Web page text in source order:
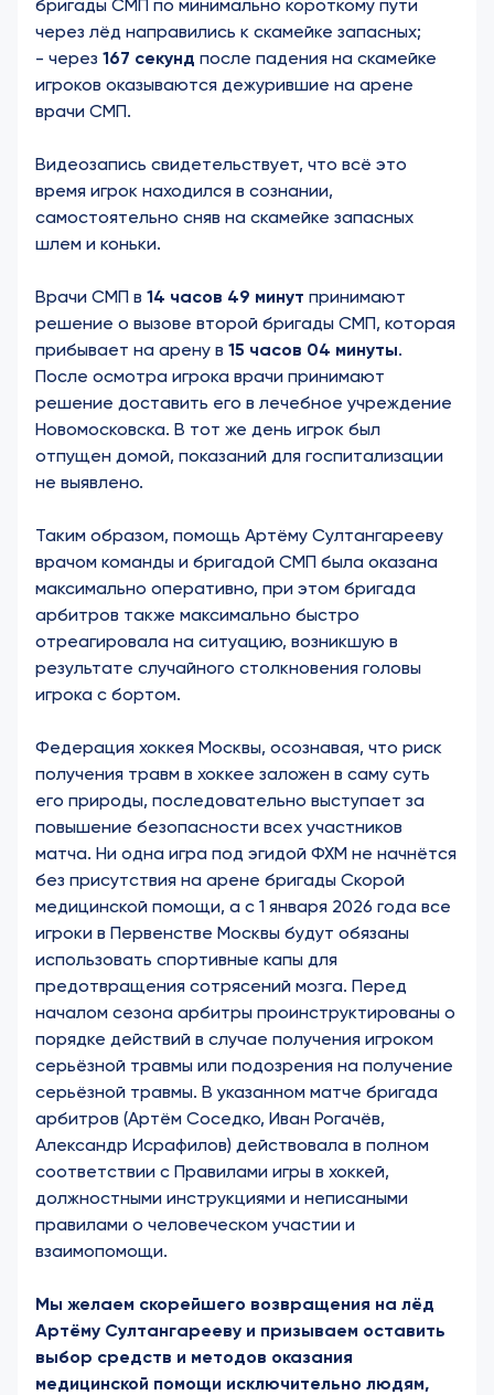
бригады СМП по минимально короткому пути
через лёд направились к скамейке запасных;
- через 167 секунд после падения на скамейке
игроков оказываются дежурившие на арене
врачи СМП.
Видеозапись свидетельствует, что всё это
время игрок находился в сознании,
самостоятельно сняв на скамейке запасных
шлем и коньки.
Врачи СМП в 14 часов 49 минут принимают
решение о вызове второй бригады СМП, которая
прибывает на арену в 15 часов 04 минуты.
После осмотра игрока врачи принимают
решение доставить его в лечебное учреждение
Новомосковска. В тот же день игрок был
отпущен домой, показаний для госпитализации
не выявлено.
Таким образом, помощь Артёму Султангарееву
врачом команды и бригадой СМП была оказана
максимально оперативно, при этом бригада
арбитров также максимально быстро
отреагировала на ситуацию, возникшую в
результате случайного столкновения головы
игрока с бортом.
Федерация хоккея Москвы, осознавая, что риск
получения травм в хоккее заложен в саму суть
его природы, последовательно выступает за
повышение безопасности всех участников
матча. Ни одна игра под эгидой ФХМ не начнётся
без присутствия на арене бригады Скорой
медицинской помощи, а с 1 января 2026 года все
игроки в Первенстве Москвы будут обязаны
использовать спортивные капы для
предотвращения сотрясений мозга. Перед
началом сезона арбитры проинструктированы о
порядке действий в случае получения игроком
серьёзной травмы или подозрения на получение
серьёзной травмы. В указанном матче бригада
арбитров (Артём Соседко, Иван Рогачёв,
Александр Исрафилов) действовала в полном
соответствии с Правилами игры в хоккей,
должностными инструкциями и неписаными
правилами о человеческом участии и
взаимопомощи.
Мы желаем скорейшего возвращения на лёд
Артёму Султангарееву и призываем оставить
выбор средств и методов оказания
медицинской помощи исключительно людям,